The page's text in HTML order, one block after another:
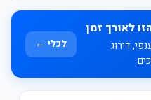
לאורך זמן
דירוג
לכלי ←